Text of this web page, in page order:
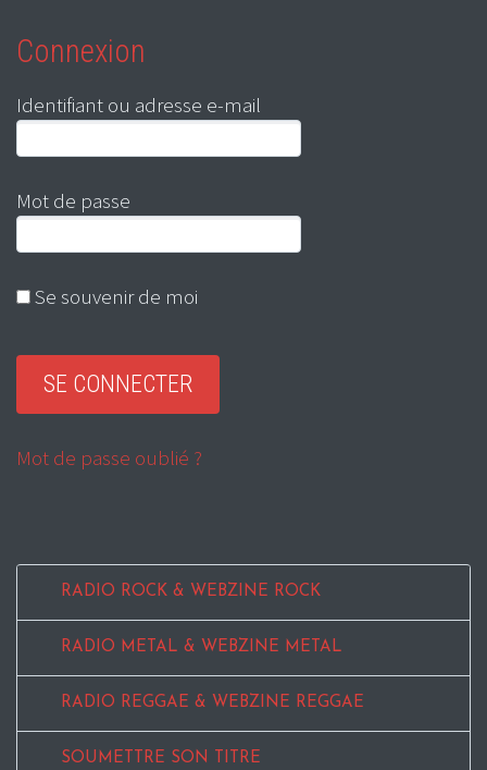
Connexion
Identifiant ou adresse e-mail
Mot de passe
Se souvenir de moi
Mot de passe oublié ?
RADIO ROCK & WEBZINE ROCK
RADIO METAL & WEBZINE METAL
RADIO REGGAE & WEBZINE REGGAE
SOUMETTRE SON TITRE